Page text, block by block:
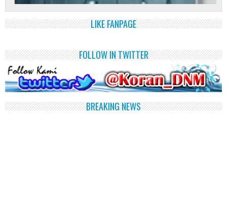
LIKE FANPAGE
FOLLOW IN TWITTER
BREAKING NEWS